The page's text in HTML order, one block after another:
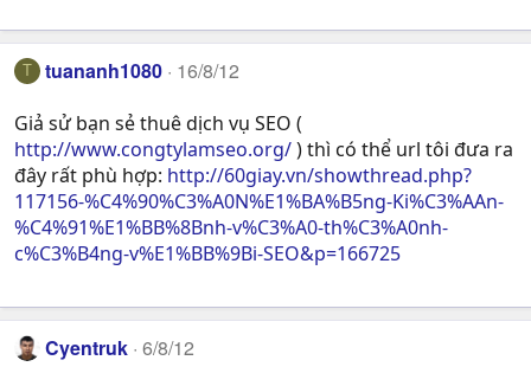
T tuananh1080 16/8/12
Giả sử bạn sẻ thuê dịch vụ SEO (
http://www.congtylamseo.org/) thì có thể url tôi đưa ra
đây rất phù hợp: http://60giay.vn/showthread.php?
117156-%C4%90%C3%A0N%E1%BA%B5ng-Ki%C3%AAn-
%C4%91%E1%BB%8Bnh-v%C3%A0-th%C3%A0nh-
c%C3%B4ng-v%E1%BB%9Bi-SEO&p=166725
Cyentruk 6/8/12